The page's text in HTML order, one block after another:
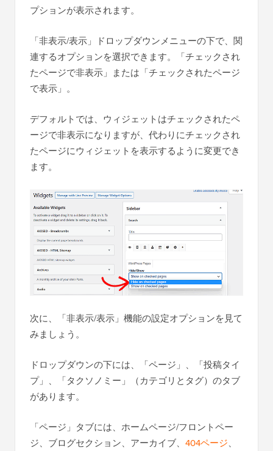
プションが表示されます。
「非表示/表示」ドロップダウンメニューの下で、関
連するオプションを選択できます。「チェックされ
たページで非表示」または「チェックされたページ
で表示」。
デフォルトでは、ウィジェットはチェックされたペ
ージで非表示になりますが、代わりにチェックされ
たページにウィジェットを表示するように変更でき
ます。
次に、「非表示/表示」機能の設定オプションを見て
みましょう。
ドロップダウンの下には、「ページ」、「投稿タイ
プ」、「タクソノミー」（カテゴリとタグ）のタブ
があります。
「ページ」タブには、ホームページ/フロントペー
ジ、ブログセクション、アーカイブ、 404ページ、